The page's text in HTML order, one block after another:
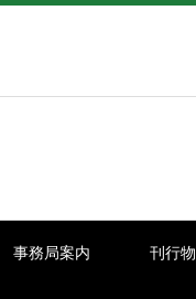
事務局案内 刊行物